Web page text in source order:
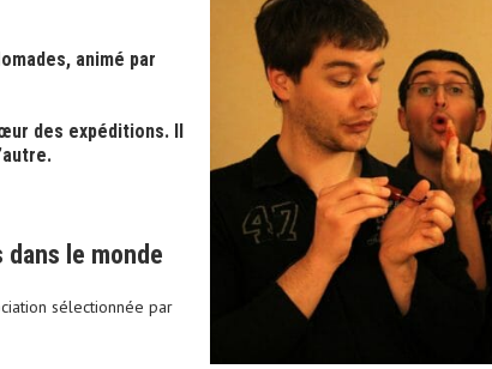
animé par
des expéditions. Il
le monde
sélectionnée par